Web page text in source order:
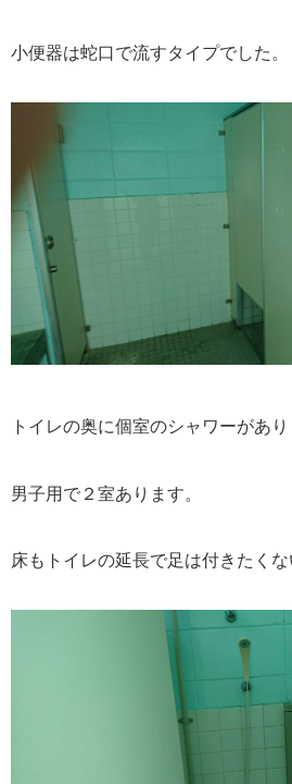
小便器は蛇口で流すタイプでした。
トイレの奥に個室のシャワーがあり
男子用で２室あります。
床もトイレの延長で足は付きたくな